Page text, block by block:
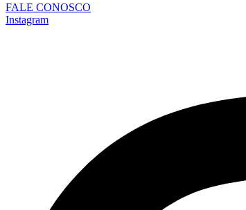
FALE CONOSCO
Instagram